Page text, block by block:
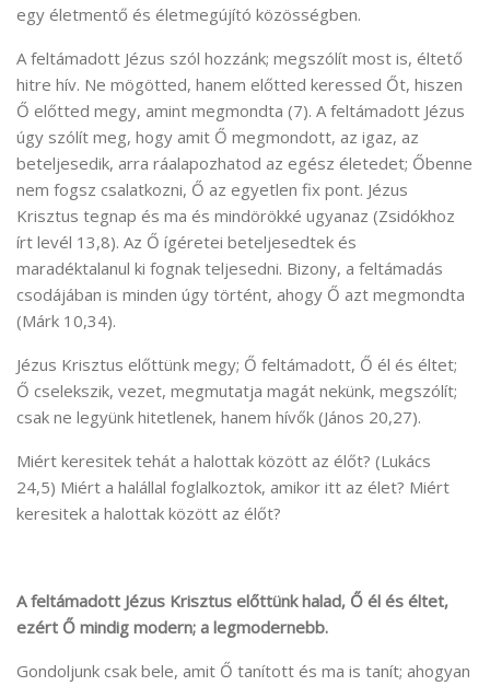
egy életmentő és életmegújító közösségben.
A feltámadott Jézus szól hozzánk; megszólít most is, éltető
hitre hív. Ne mögötted, hanem előtted keressed Őt, hiszen
Ő előtted megy, amint megmondta (7). A feltámadott Jézus
úgy szólít meg, hogy amit Ő megmondott, az igaz, az
beteljesedik, arra ráalapozhatod az egész életedet; Őbenne
nem fogsz csalatkozni, Ő az egyetlen fix pont. Jézus
Krisztus tegnap és ma és mindörökké ugyanaz (Zsidókhoz
írt levél 13,8). Az Ő ígéretei beteljesedtek és
maradéktalanul ki fognak teljesedni. Bizony, a feltámadás
csodájában is minden úgy történt, ahogy Ő azt megmondta
(Márk 10,34).
Jézus Krisztus előttünk megy; Ő feltámadott, Ő él és éltet;
Ő cselekszik, vezet, megmutatja magát nekünk, megszólít;
csak ne legyünk hitetlenek, hanem hívők (János 20,27).
Miért keresitek tehát a halottak között az élőt? (Lukács
24,5) Miért a halállal foglalkoztok, amikor itt az élet? Miért
keresitek a halottak között az élőt?
A feltámadott Jézus Krisztus előttünk halad, Ő él és éltet,
ezért Ő mindig modern; a legmodernebb.
Gondoljunk csak bele, amit Ő tanított és ma is tanít; ahogyan